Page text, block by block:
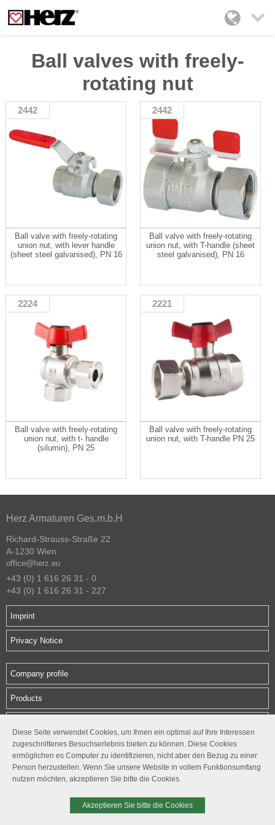
Diese Seite verwendet Cookies, um Ihnen ein optimal auf Ihre Interessen
zugeschnittenes Besuchserlebnis bieten zu können. Diese Cookies
ermöglichen es Computer zu identifizieren, nicht aber den Bezug zu einer
Person herzustellen. Wenn Sie unsere Website in vollem Funktionsumfang
nutzen möchten, akzeptieren Sie bitte die Cookies.
Akzeptieren Sie bitte die Cookies

Ball valves with freely-
rotating nut
2442
Ball valve with freely-rotating
union nut, with lever handle
(sheet steel galvanised), PN 16
2442
Ball valve with freely-rotating
union nut, with T-handle (sheet
steel galvanised), PN 16
2224
Ball valve with freely-rotating
union nut, with t- handle
(silumin), PN 25
2221
Ball valve with freely-rotating
union nut, with T-handle PN 25
Herz Armaturen Ges.m.b.H
Richard-Strauss-Straße 22
A-1230 Wien
office@herz.eu
+43 (0) 1 616 26 31 - 0
+43 (0) 1 616 26 31 - 227
Imprint
Privacy Notice
Company profile
Products
Contact
Follow us